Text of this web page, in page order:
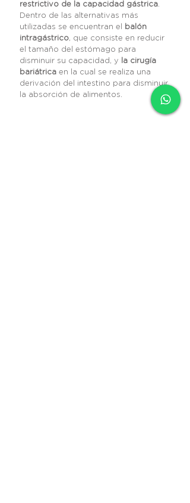
restrictivo de la capacidad gástrica.
Dentro de las alternativas más
utilizadas se encuentran el
balón
intragástrico, que consiste en reducir
el tamaño del estómago para
disminuir su capacidad, y la cirugía
bariátrica en la cual se realiza una
derivación del intestino para disminuir
la absorción de alimentos.